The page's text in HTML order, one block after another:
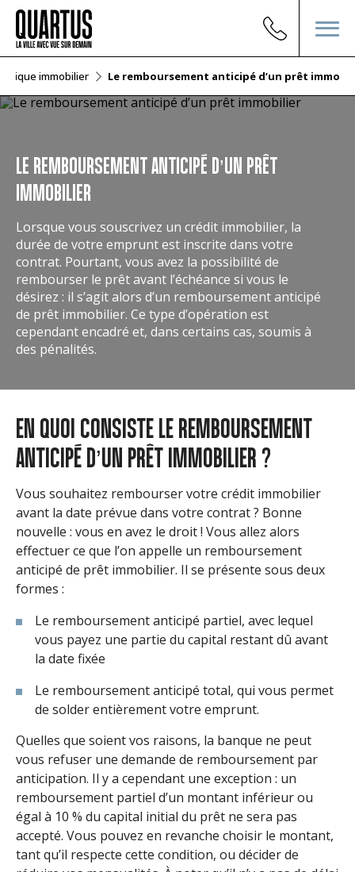
immobilier Le remboursement anticipé d’un prêt
LE REMBOURSEMENT ANTICIPÉ D’UN PRÊT
IMMOBILIER
Lorsque vous souscrivez un crédit immobilier, la
durée de votre emprunt est inscrite dans votre
contrat. Pourtant, vous avez la possibilité de
rembourser le prêt avant l’échéance si vous le
désirez : il s’agit alors d’un remboursement anticipé
de prêt immobilier. Ce type d’opération est
cependant encadré et, dans certains cas, soumis à
des pénalités.
EN QUOI CONSISTE LE REMBOURSEMENT
ANTICIPÉ D’UN PRÊT IMMOBILIER ?
Vous souhaitez rembourser votre crédit immobilier
avant la date prévue dans votre contrat ? Bonne
nouvelle : vous en avez le droit ! Vous allez alors
effectuer ce que l’on appelle un remboursement
anticipé de prêt immobilier. Il se présente sous deux
formes :
Le remboursement anticipé partiel, avec lequel
vous payez une partie du capital restant dû avant
la date fixée
Le remboursement anticipé total, qui vous permet
de solder entièrement votre emprunt.
Quelles que soient vos raisons, la banque ne peut
vous refuser une demande de remboursement par
anticipation. Il y a cependant une exception : un
remboursement partiel d’un montant inférieur ou
égal à 10 % du capital initial du prêt ne sera pas
accepté. Vous pouvez en revanche choisir le montant,
tant qu’il respecte cette condition, ou décider de